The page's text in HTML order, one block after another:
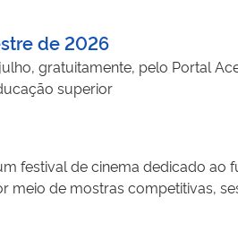
de 2026
gratuitamente, pelo Portal
superior
festival de cinema dedicado
de mostras competitivas,